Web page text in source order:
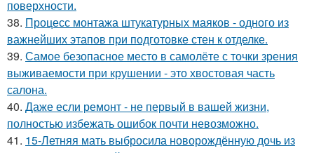
поверхности.
38. Процесс монтажа штукатурных маяков - одного из
важнейших этапов при подготовке стен к отделке.
39. Самое безопасное место в самолёте с точки зрения
выживаемости при крушении - это хвостовая часть
салона.
40. Даже если ремонт - не первый в вашей жизни,
полностью избежать ошибок почти невозможно.
41. 15-Летняя мать выбросила новорождённую дочь из